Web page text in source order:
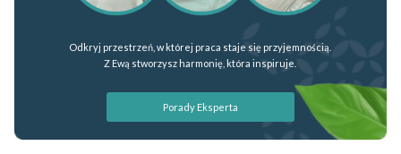
Porady Eksperta
Odkryj przestrzeń, w której praca staje się przyjemnością.
Z Ewą stworzysz harmonię, która inspiruje.